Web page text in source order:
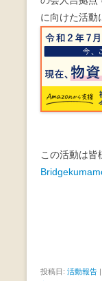
に向けた活動
この活動は皆
投稿日: 活動報告 |